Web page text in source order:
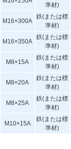
準材)
M16×300A
鉄(または標
準材)
M16×350A
鉄(または標
準材)
M8×15A
鉄(または標
準材)
M8×20A
鉄(または標
準材)
M8×25A
鉄(または標
準材)
M10×15A
鉄(または標
準材)